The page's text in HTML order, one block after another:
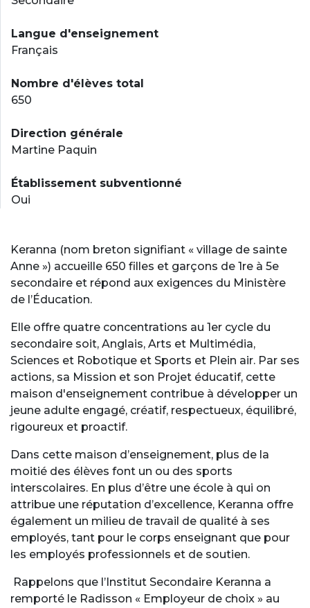
Langue d'enseignement
Français
Nombre d'élèves total
650
Direction générale
Martine Paquin
Établissement subventionné
Oui
Keranna (nom breton signifiant « village de sainte
Anne ») accueille 650 filles et garçons de 1re à 5e
secondaire et répond aux exigences du Ministère
de l’Éducation.
Elle offre quatre concentrations au 1er cycle du
secondaire soit, Anglais, Arts et Multimédia,
Sciences et Robotique et Sports et Plein air. Par ses
actions, sa Mission et son Projet éducatif, cette
maison d'enseignement contribue à développer un
jeune adulte engagé, créatif, respectueux, équilibré,
rigoureux et proactif.
Dans cette maison d’enseignement, plus de la
moitié des élèves font un ou des sports
interscolaires. En plus d’être une école à qui on
attribue une réputation d’excellence, Keranna offre
également un milieu de travail de qualité à ses
employés, tant pour le corps enseignant que pour
les employés professionnels et de soutien.
Rappelons que l’Institut Secondaire Keranna a
remporté le Radisson « Employeur de choix » au